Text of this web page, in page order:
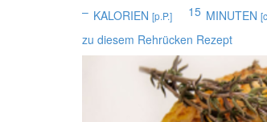
– KALORIEN [p.P.] 15 MINUTEN
zu diesem Rehrücken Rezept